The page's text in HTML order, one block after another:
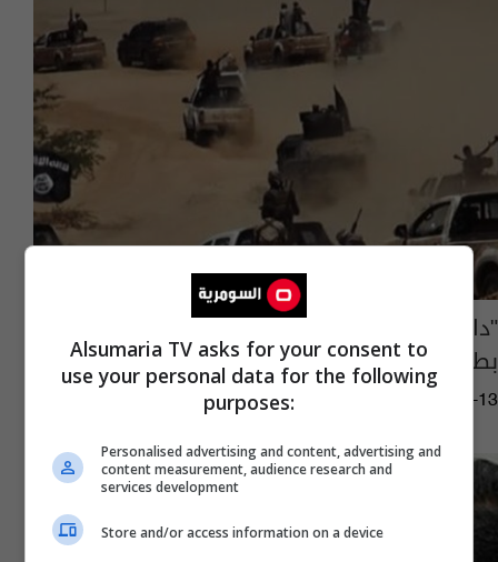
"داعش" يدخل أفغانستان لأول مرة ويصطدم
بطالبان
11:38 | 2015-01-13
Alsumaria TV asks for your consent to
use your personal data for the following
purposes:
Personalised advertising and content, advertising and
content measurement, audience research and
services development
Store and/or access information on a device